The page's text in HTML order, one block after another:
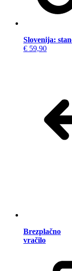
Slovenija:
€ 59,90
Brezplačno
vračilo